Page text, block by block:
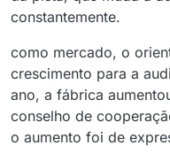
constantemente.
como mercado, o
crescimento para a
ano, a fábrica
conselho de
o aumento foi de